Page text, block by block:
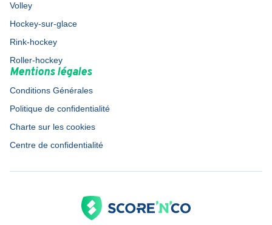
Volley
Hockey-sur-glace
Rink-hockey
Roller-hockey
Mentions légales
Conditions Générales
Politique de confidentialité
Charte sur les cookies
Centre de confidentialité